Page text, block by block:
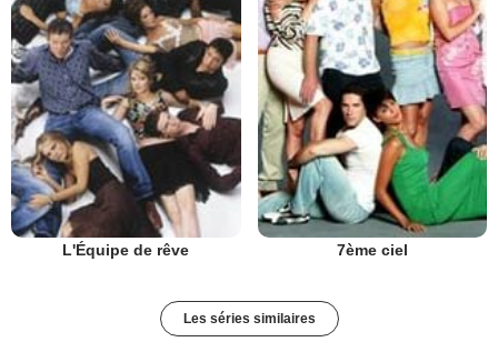
L'Équipe de rêve 7ème ciel
Les séries similaires